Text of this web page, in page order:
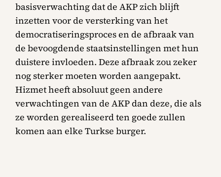
basisverwachting dat de AKP zich blijft
inzetten voor de versterking van het
democratiseringsproces en de afbraak van
de bevoogdende staatsinstellingen met hun
duistere invloeden. Deze afbraak zou zeker
nog sterker moeten worden aangepakt.
Hizmet heeft absoluut geen andere
verwachtingen van de AKP dan deze, die als
ze worden gerealiseerd ten goede zullen
komen aan elke Turkse burger.